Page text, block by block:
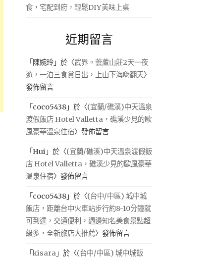
食，宅配到府，輕鬆DIY美味上桌
近期留言
「 陳婉玲 」於〈武界。蕓蘆山莊2天一夜
遊，一泊三食賞日出，上山下海嗨翻天〉
發佈留言
「 coco5438 」於〈(宜蘭/礁溪)中天溫泉
渡假飯店 Hotel Valletta，礁溪少見的歐
風豪華溫泉住宿〉發佈留言
「Hui 」於〈(宜蘭/礁溪)中天溫泉渡假飯
店 Hotel Valletta，礁溪少見的歐風豪華
溫泉住宿〉發佈留言
「 coco5438 」於〈(台中/中區) 城中城
飯店，距離台中火車站步行約8-10分鐘就
可到達，交通便利，週邊知名美食景點超
級多，全新旅店大推薦〉發佈留言
「kisara 」於〈(台中/中區) 城中城飯